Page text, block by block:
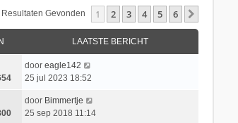
Resultaten Gevonden 1 2 3 4 5 6
LAATSTE BERICHT
door eagle142
25 jul 2023 18:52
door Bimmertje
25 sep 2018 11:14